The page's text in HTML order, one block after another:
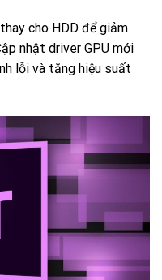
cho HDD để giảm
nhật driver GPU mới
lỗi và tăng hiệu suất